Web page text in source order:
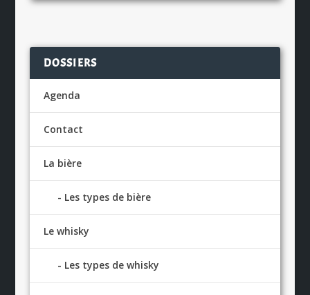
DOSSIERS
Agenda
Contact
La bière
Les types de bière
Le whisky
Les types de whisky